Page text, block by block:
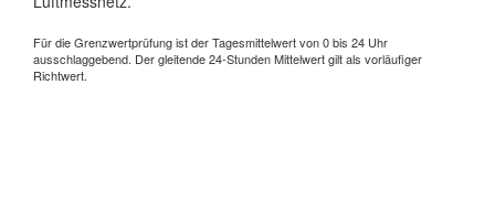
Für die Grenzwertprüfung ist der Tagesmittelwert von 0 bis 24 Uhr
ausschlaggebend. Der gleitende 24-Stunden Mittelwert gilt als vorläufiger
Richtwert.